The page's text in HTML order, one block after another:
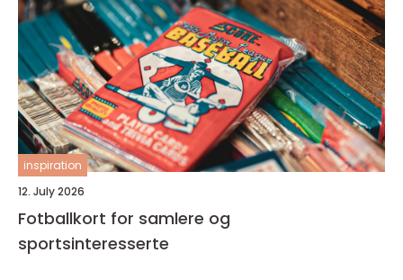
inspiration
12. July 2026
Fotballkort for samlere og
sportsinteresserte